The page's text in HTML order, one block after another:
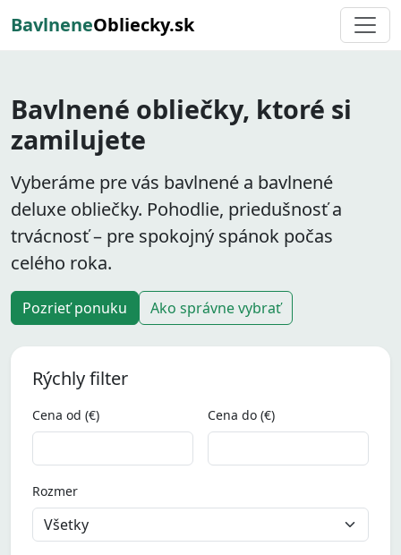
BavlneneObliecky.sk
Bavlnené obliečky, ktoré si
zamilujete
Vyberáme pre vás bavlnené a bavlnené
deluxe obliečky. Pohodlie, priedušnosť a
trvácnosť – pre spokojný spánok počas
celého roka.
Pozrieť ponuku Ako správne vybrať
Rýchly filter
Cena od (€) Cena do (€)
Rozmer